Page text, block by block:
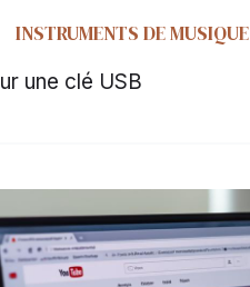
INSTRUMENTS DE MUSIQUE
une clé USB